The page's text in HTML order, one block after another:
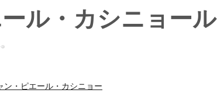
ル・カシニョール
ン・ピエール・カシニョー